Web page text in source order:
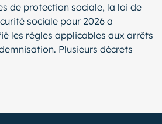
de protection sociale, la loi de
sociale pour 2026 a
les règles applicables aux arrêts
Plusieurs décrets